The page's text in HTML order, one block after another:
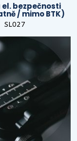
el. bezpečnosti
/ mimo BTK)
SL027